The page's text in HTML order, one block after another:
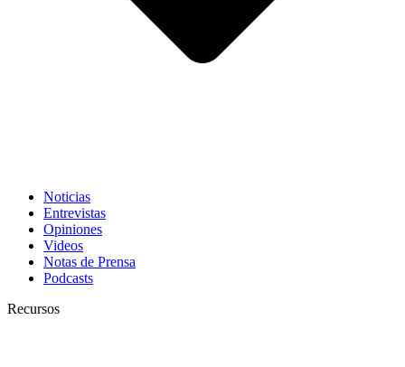
Noticias
Entrevistas
Opiniones
Videos
Notas de Prensa
Podcasts
Recursos